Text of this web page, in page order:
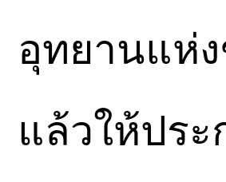
อุทยานแห่
แล้วให้ปร